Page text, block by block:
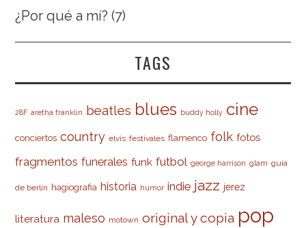
¿Por qué a mí? (7)
TAGS
28F aretha franklin beatles blues buddy holly cine
conciertos country elvis festivales flamenco folk fotos
fragmentos funerales funk futbol george harrison glam guía
de berlín hagiografia historia humor indie jazz jerez
literatura maleso motown original y copia pop